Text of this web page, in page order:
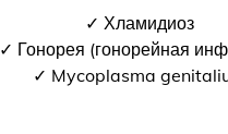
✓ Хламидиоз
✓ Гонорея (гонорейная
✓ Mycoplasma